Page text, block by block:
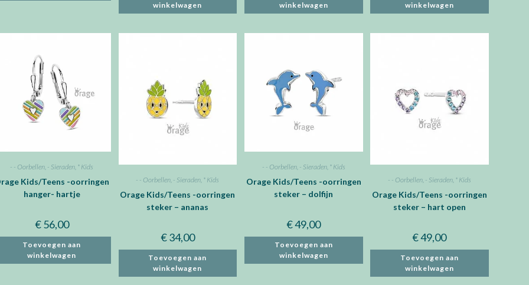
winkelwagen
winkelwagen
winkelwagen
- - Oorbellen - Sieraden * Kids
Kids/Teens -oorringen
hanger- hartje
€56,00
Toevoegen aan
winkelwagen
- - Oorbellen, - Sieraden, * Kids
Orage Kids/Teens -oorringen
steker – ananas
€34,00
Toevoegen aan
winkelwagen
- - Oorbellen, - Sieraden, * Kids
Orage Kids/Teens -oorringen
steker – dolfijn
€49,00
Toevoegen aan
winkelwagen
- - Oorbellen, - Sieraden, * Kids
Orage Kids/Teens -oorringen
steker – hart open
€49,00
Toevoegen aan
winkelwagen